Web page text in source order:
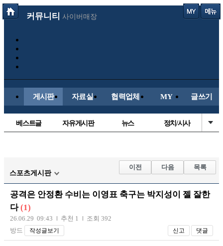
커뮤니티 사이버매장
게시판 자료실 협력업체 MY 글쓰기
베스트글 자유게시판 뉴스 정치/시사
해외축구
국내축구
스포츠게시판
이전 다음 목록
공격은 안정환 수비는 이영표 축구는 박지성이 젤 잘한
다 (1)
26.06.29 09:43 추천 1
조회 392
방드
작성글보기 신고 댓글